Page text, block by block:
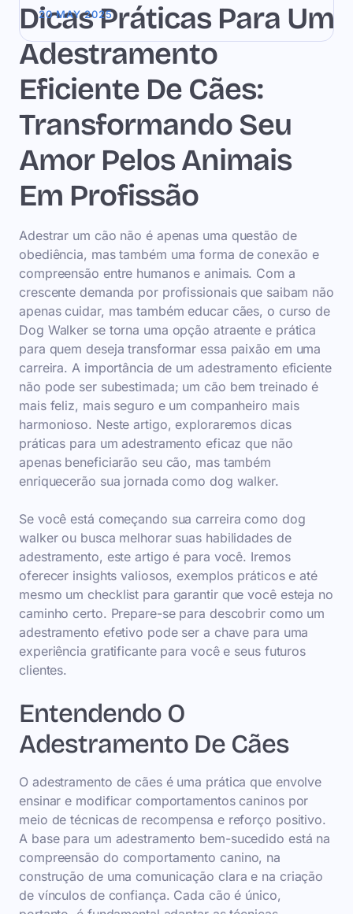
Dicas Práticas Para Um
Adestramento
Eficiente De Cães:
Transformando Seu
Amor Pelos Animais
Em Profissão
Adestrar um cão não é apenas uma questão de
obediência, mas também uma forma de conexão e
compreensão entre humanos e animais. Com a
crescente demanda por profissionais que saibam não
apenas cuidar, mas também educar cães, o curso de
Dog Walker se torna uma opção atraente e prática
para quem deseja transformar essa paixão em uma
carreira. A importância de um adestramento eficiente
não pode ser subestimada; um cão bem treinado é
mais feliz, mais seguro e um companheiro mais
harmonioso. Neste artigo, exploraremos dicas
práticas para um adestramento eficaz que não
apenas beneficiarão seu cão, mas também
enriquecerão sua jornada como dog walker.
Se você está começando sua carreira como dog
walker ou busca melhorar suas habilidades de
adestramento, este artigo é para você. Iremos
oferecer insights valiosos, exemplos práticos e até
mesmo um checklist para garantir que você esteja no
caminho certo. Prepare-se para descobrir como um
adestramento efetivo pode ser a chave para uma
experiência gratificante para você e seus futuros
clientes.
Entendendo O
Adestramento De Cães
O adestramento de cães é uma prática que envolve
ensinar e modificar comportamentos caninos por
meio de técnicas de recompensa e reforço positivo.
A base para um adestramento bem-sucedido está na
compreensão do comportamento canino, na
construção de uma comunicação clara e na criação
de vínculos de confiança. Cada cão é único,
20 MAY 2025